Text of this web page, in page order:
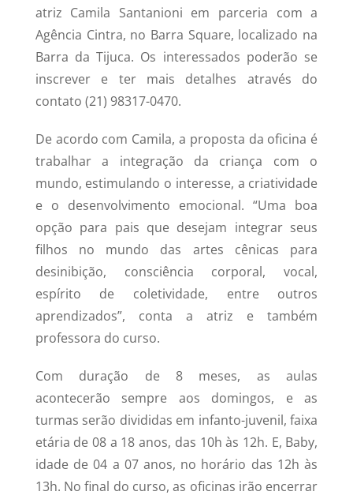
atriz Camila Santanioni em parceria com a
Agência Cintra, no Barra Square, localizado na
Barra da Tijuca. Os interessados poderão se
inscrever e ter mais detalhes através do
contato (21) 98317-0470.
De acordo com Camila, a proposta da oficina é
trabalhar a integração da criança com o
mundo, estimulando o interesse, a criatividade
e o desenvolvimento emocional. “Uma boa
opção para pais que desejam integrar seus
filhos no mundo das artes cênicas para
desinibição, consciência corporal, vocal,
espírito de coletividade, entre outros
aprendizados”, conta a atriz e também
professora do curso.
Com duração de 8 meses, as aulas
acontecerão sempre aos domingos, e as
turmas serão divididas em infanto-juvenil, faixa
etária de 08 a 18 anos, das 10h às 12h. E, Baby,
idade de 04 a 07 anos, no horário das 12h às
13h. No final do curso, as oficinas irão encerrar